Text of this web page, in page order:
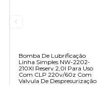
Bomba De Lubrificação
Linha Simples NW-2202-
210XI Reserv 2,0l Para Uso
Com CLP 220v/60z Com
Valvula De Despresurização